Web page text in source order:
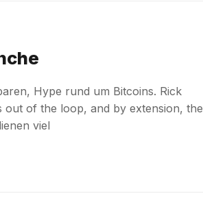
Hype rund um Bitcoins. Rick
out of the loop, and by extension, the
viel